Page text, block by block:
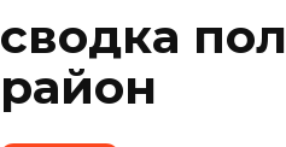
сводка
район